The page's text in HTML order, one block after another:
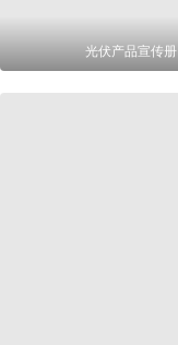
光伏产品宣传册